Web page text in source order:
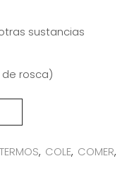
sustancias
rosca)
, COLE, COMER,